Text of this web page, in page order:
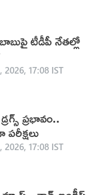
టీడీపీ నేతల్లో
2026, 17:08 IST
ప్రభావం..
2026, 17:08 IST